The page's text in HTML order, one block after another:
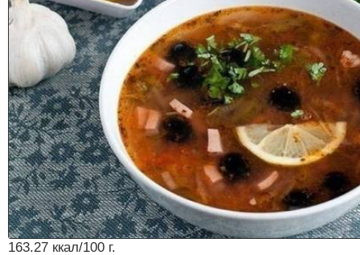
163.27 ккал/100 г.